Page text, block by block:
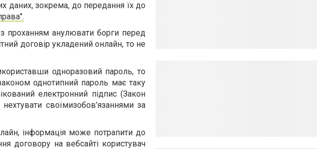
даних, зокрема, до передання їх до
проханням анулювати борги перед
договір укладений онлайн, то не
одноразовий пароль, то
однотипний пароль має таку
електронний підпис (Закон
своїмизобов’язаннями за
інформація може потрапити до
договору на вебсайті користувач